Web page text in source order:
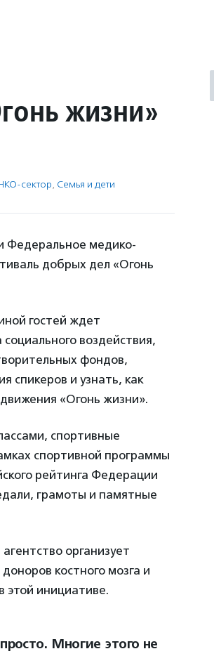
жизни»
сектор, Семья и дети
Федеральное медико-
добрых дел «Огонь
гостей ждет
воздействия,
фондов,
спикеров и узнать, как
«Огонь жизни».
спортивные
спортивной программы
рейтинга Федерации
грамоты и памятные
организует
костного мозга и
этой инициативе.
Многие этого не